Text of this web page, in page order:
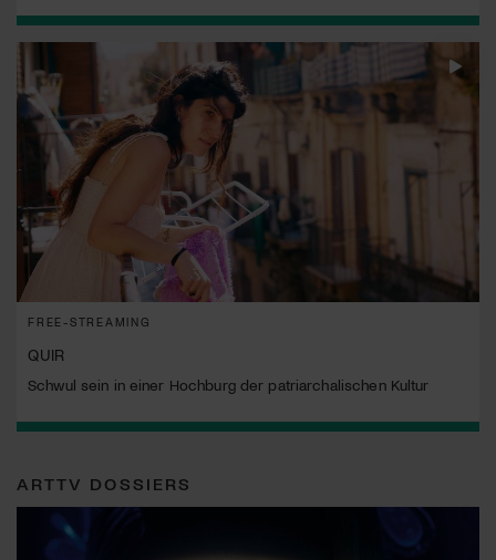
FREE-STREAMING
QUIR
Schwul sein in einer Hochburg der patriarchalischen Kultur
ARTTV DOSSIERS